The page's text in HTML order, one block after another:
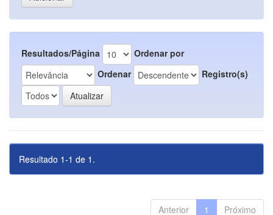
Resultados/Página
Ordenar por
Ordenar
Registro(s)
Resultado 1-1 de 1.
Anterior 1 Próximo